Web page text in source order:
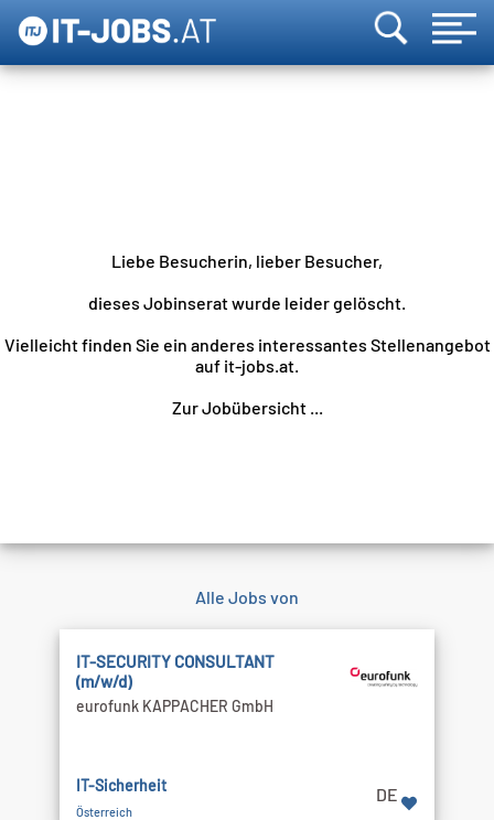
Liebe Besucherin, lieber Besucher,
dieses Jobinserat wurde leider gelöscht.
Vielleicht finden Sie ein anderes interessantes Stellenangebot
auf it-jobs.at.
Zur Jobübersicht ...
Alle Jobs von
IT-SECURITY CONSULTANT
(m/w/d)
eurofunk KAPPACHER GmbH
IT-Sicherheit
Österreich
DE